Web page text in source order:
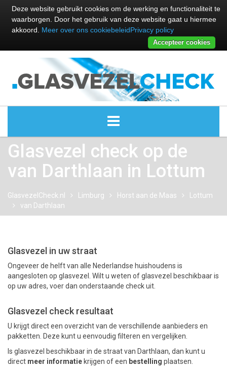
ALLE GLASVEZEL PROVIDERS
GLASVEZEL PROVIDERS
KABEL INTERNET PROVIDERS
PAKKETTEN
Glasvezel check op de
van Darthlaan in Lottum
GlasvezelCheck.nl Limburg Horst aan de Maas
Lottum
van Darthlaan
Glasvezel in uw straat
Ongeveer de helft van alle Nederlandse huishoudens is
aangesloten op glasvezel. Wilt u weten of glasvezel beschikbaar is
op uw adres, voer dan onderstaande check uit.
Glasvezel check resultaat
U krijgt direct een overzicht van de verschillende aanbieders en
pakketten. Deze kunt u eenvoudig filteren en vergelijken.
Is glasvezel beschikbaar in de straat van Darthlaan, dan kunt u
direct meer informatie krijgen of een bestelling plaatsen.
Deze website gebruikt cookies om de werking en functionaliteit te
waarborgen. Door het gebruik van deze website gaat u hiermee
akkoord. Meer over ons cookiebeleidPrivacy policy
Accepteer cookies